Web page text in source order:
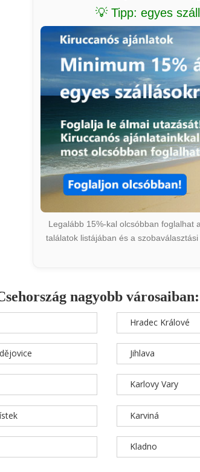
💡 Tipp: egyes
Legalább 15%-kal olcsóbban foglalhat
találatok listájában és a
nagyobb városaiban:
Hradec Králové
Jihlava
Karlovy Vary
Karviná
Kladno